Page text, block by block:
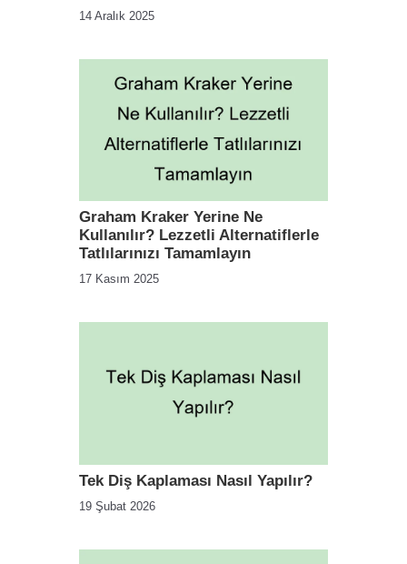
14 Aralık 2025
Graham Kraker Yerine Ne
Kullanılır? Lezzetli Alternatiflerle
Tatlılarınızı Tamamlayın
17 Kasım 2025
Tek Diş Kaplaması Nasıl Yapılır?
19 Şubat 2026